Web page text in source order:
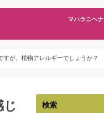
マハラニヘナ
が、植物アレルギーでしょうか？
じ
検索